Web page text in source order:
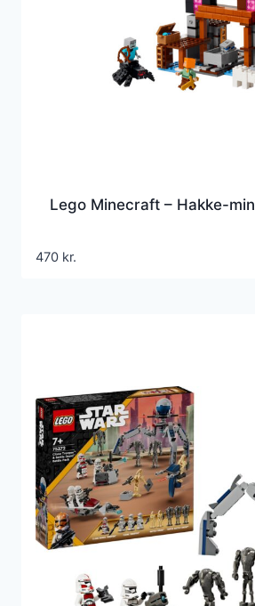
Lego Minecraft – Hakke-
470 kr.